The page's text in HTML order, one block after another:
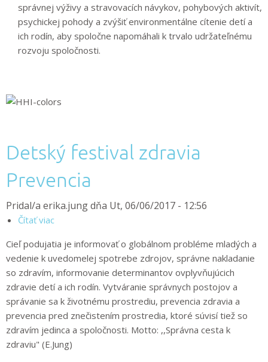
správnej výživy a stravovacích návykov, pohybových aktivít,
psychickej pohody a zvýšiť environmentálne cítenie detí a
ich rodín, aby spoločne napomáhali k trvalo udržateľnému
rozvoju spoločnosti.
Detský festival zdravia
Prevencia
Pridal/a erika.jungdňa Ut, 06/06/2017 - 12:56
Čítať viac
festival
zdravia
Prevencia
Cieľ podujatia je informovať o globálnom probléme mladých a
vedenie k uvedomelej spotrebe zdrojov, správne nakladanie
so zdravím, informovanie determinantov ovplyvňujúcich
zdravie detí a ich rodín. Vytváranie správnych postojov a
správanie sa k životnému prostrediu, prevencia zdravia a
prevencia pred znečistením prostredia, ktoré súvisí tiež so
zdravím jedinca a spoločnosti. Motto: ,,Správna cesta k
zdraviu" (E.Jung)